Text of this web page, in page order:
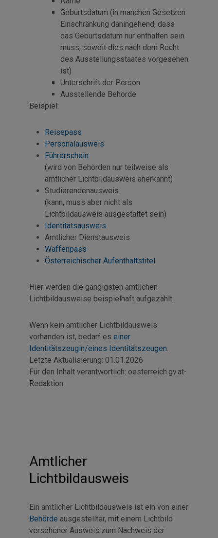
Geburtsdatum (in manchen Gesetzen
Einschränkung dahingehend, dass
das Geburtsdatum nur enthalten sein
muss, soweit dies nach dem Recht
des Ausstellungsstaates vorgesehen
ist)
Unterschrift der Person
Ausstellende Behörde
Beispiel:
Reisepass
Personalausweis
Führerschein
(wird von Behörden nur teilweise als
amtlicher Lichtbildausweis anerkannt)
Studierendenausweis
(kann, muss aber nicht als
Lichtbildausweis ausgestaltet sein)
Identitätsausweis
Amtlicher Dienstausweis
Waffenpass
Österreichischer Aufenthaltstitel
Hier werden die gängigsten amtlichen
Lichtbildausweise beispielhaft aufgezählt.
Wenn kein amtlicher Lichtbildausweis
vorhanden ist, bedarf es einer
Identitätszeugin/eines Identitätszeugen.
Letzte Aktualisierung: 01.01.2026
Für den Inhalt verantwortlich: oesterreich.gv.at-
Redaktion
Amtlicher
Lichtbildausweis
Ein amtlicher Lichtbildausweis ist ein von einer
Behörde ausgestellter, mit einem Lichtbild
versehener Ausweis zum Nachweis der